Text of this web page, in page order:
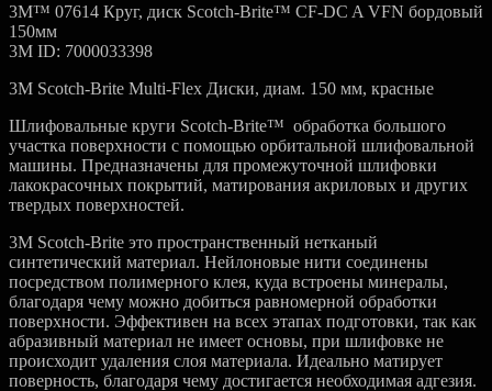
3M™ 07614 Круг, диск Scotch-Brite™ CF-DC A VFN бордовый
150мм
3M ID: 7000033398
3M Scotch-Brite Multi-Flex Диски, диам. 150 мм, красные
Шлифовальные круги Scotch-Brite™ обработка большого
участка поверхности с помощью орбитальной шлифовальной
машины. Предназначены для промежуточной шлифовки
лакокрасочных покрытий, матирования акриловых и других
твердых поверхностей.
3М Scotch-Brite это пространственный нетканый
синтетический материал. Нейлоновые нити соединены
посредством полимерного клея, куда встроены минералы,
благодаря чему можно добиться равномерной обработки
поверхности. Эффективен на всех этапах подготовки, так как
абразивный материал не имеет основы, при шлифовке не
происходит удаления слоя материала. Идеально матирует
поверность, благодаря чему достигается необходимая адгезия.